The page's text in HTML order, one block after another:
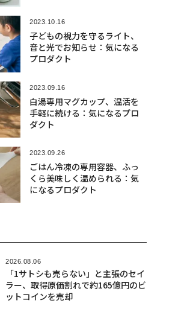
2023.10.16
子どもの視力を守るライト、
音と光でお知らせ：気になる
プロダクト
2023.09.16
白湯専用マグカップ、温活を
手軽に続ける：気になるプロ
ダクト
2023.09.26
ごはん冷凍の専用容器、ふっ
くら美味しく温められる：気
になるプロダクト
2026.08.06
「1サトシも売らない」と主張のセイ
ラー、取得原価割れで約165億円のビ
ットコインを売却